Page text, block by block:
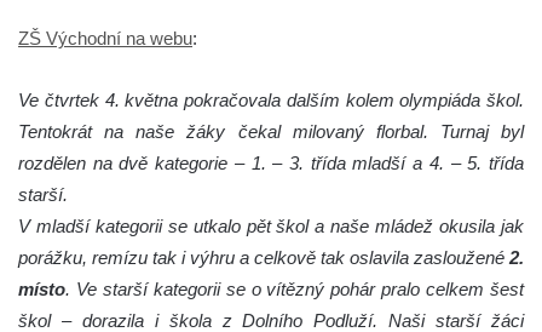
ZŠ Východní na webu:
Ve čtvrtek 4. května pokračovala dalším kolem olympiáda škol.
Tentokrát na naše žáky čekal milovaný florbal. Turnaj byl
rozdělen na dvě kategorie – 1. – 3. třída mladší a 4. – 5. třída
starší.
V mladší kategorii se utkalo pět škol a naše mládež okusila jak
porážku, remízu tak i výhru a celkově tak oslavila zasloužené 2.
místo. Ve starší kategorii se o vítězný pohár pralo celkem šest
škol – dorazila i škola z Dolního Podluží. Naši starší žáci